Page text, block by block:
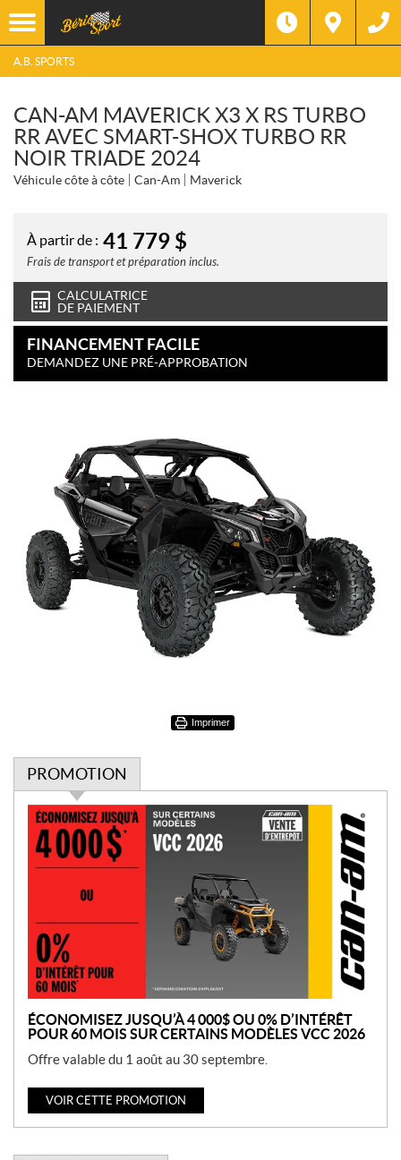
A.B. SPORTS
CAN-AM MAVERICK X3 X RS TURBO
RR AVEC SMART-SHOX TURBO RR
NOIR TRIADE 2024
Véhicule côte à côte Can-Am Maverick
À partir de : 41 779 $
Frais de transport et préparation inclus.
CALCULATRICE
DE PAIEMENT
FINANCEMENT FACILE
DEMANDEZ UNE PRÉ-APPROBATION
Imprimer
PROMOTION
P
o
m
o
n
ÉCONOMISEZ JUSQU’À 4 000$ OU 0% D’INTÉRÊT
POUR 60 MOIS SUR CERTAINS MODÈLES VCC 2026
Offre valable du 1 août au 30 septembre.
VOIR CETTE PROMOTION